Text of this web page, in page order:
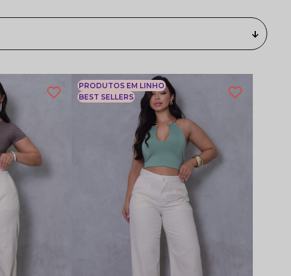
PRODUTOS EM LINHO
BEST SELLERS